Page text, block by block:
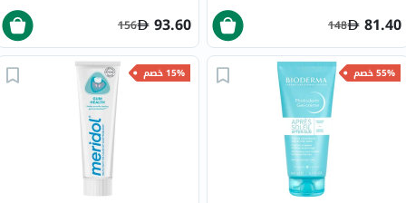
81.40
148
93.60
156
55% خصم 15% خصم